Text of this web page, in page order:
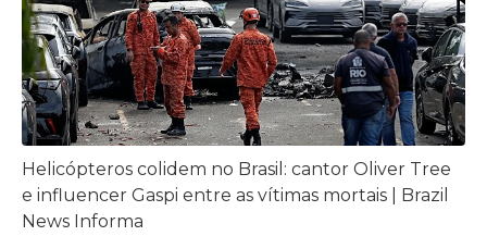
Helicópteros colidem no Brasil: cantor Oliver Tree
e influencer Gaspi entre as vítimas mortais | Brazil
News Informa